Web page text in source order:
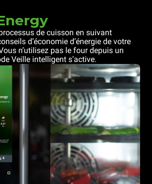
de cuisson en suivant
d’économie d’énergie de votre
n’utilisez pas le four depuis un
Veille intelligent s’active.